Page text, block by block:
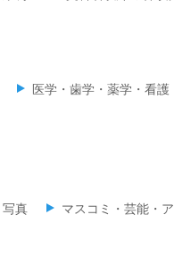
医学・歯学・薬学・看護
写真 マスコミ・芸能・